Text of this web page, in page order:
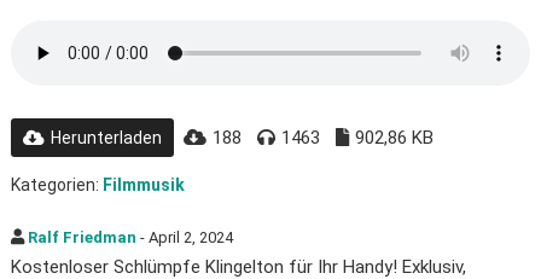
Herunterladen 188 1463 902,86 KB
Kategorien: Filmmusik
Ralf Friedman - April 2, 2024
Kostenloser Schlümpfe Klingelton für Ihr Handy! Exklusiv,